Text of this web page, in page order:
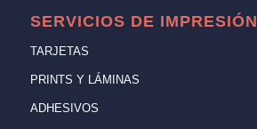
SERVICIOS DE IMPRESIÓN
TARJETAS
PRINTS Y LÁMINAS
ADHESIVOS